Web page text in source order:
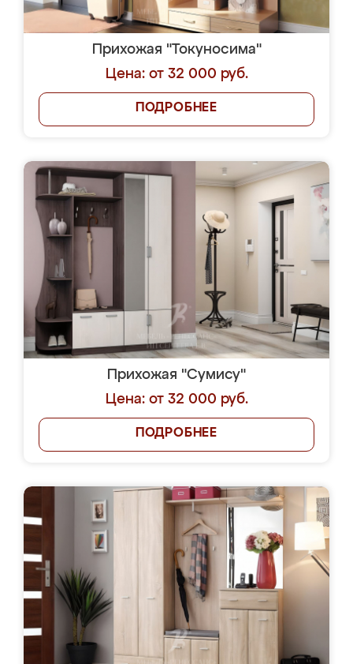
Прихожая "Токуносима"
Цена: от 32 000 руб.
ПОДРОБНЕЕ
Прихожая "Сумису"
Цена: от 32 000 руб.
ПОДРОБНЕЕ